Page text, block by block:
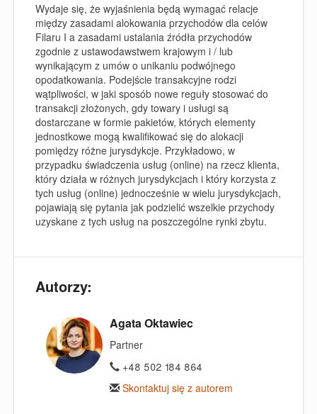
Wydaje się, że wyjaśnienia będą wymagać relacje
między zasadami alokowania przychodów dla celów
Filaru I a zasadami ustalania źródła przychodów
zgodnie z ustawodawstwem krajowym i / lub
wynikającym z umów o unikaniu podwójnego
opodatkowania. Podejście transakcyjne rodzi
wątpliwości, w jaki sposób nowe reguły stosować do
transakcji złożonych, gdy towary i usługi są
dostarczane w formie pakietów, których elementy
jednostkowe mogą kwalifikować się do alokacji
pomiędzy różne jurysdykcje. Przykładowo, w
przypadku świadczenia usług (online) na rzecz klienta,
który działa w różnych jurysdykcjach i który korzysta z
tych usług (online) jednocześnie w wielu jurysdykcjach,
pojawiają się pytania jak podzielić wszelkie przychody
uzyskane z tych usług na poszczególne rynki zbytu.
Autorzy:
Agata Oktawiec
Partner
+48 502 184 864
Skontaktuj się z autorem